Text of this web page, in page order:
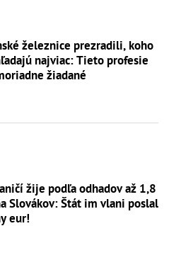
železnice prezradili, koho
najviac: Tieto profesie
žiadané
žije podľa odhadov až 1,8
Slovákov: Štát im vlani poslal
eur!